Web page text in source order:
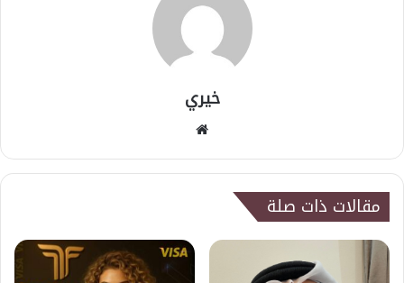
خيري
مقالات ذات صلة